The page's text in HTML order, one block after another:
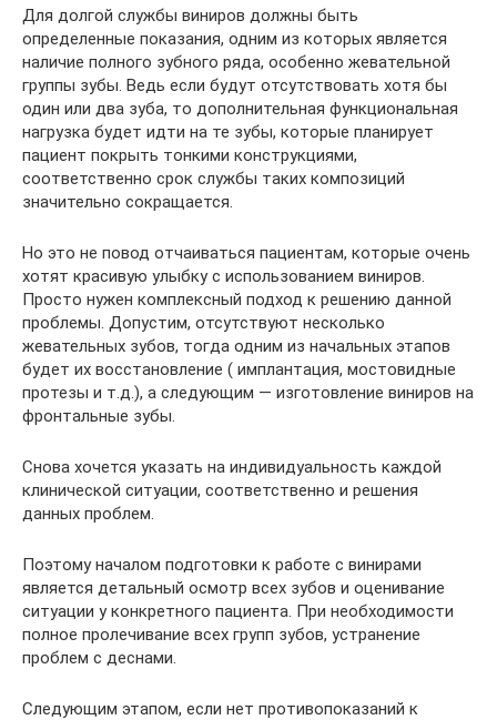
Для долгой службы виниров должны быть
определенные показания, одним из которых является
наличие полного зубного ряда, особенно жевательной
группы зубы. Ведь если будут отсутствовать хотя бы
один или два зуба, то дополнительная функциональная
нагрузка будет идти на те зубы, которые планирует
пациент покрыть тонкими конструкциями,
соответственно срок службы таких композиций
значительно сокращается.
Но это не повод отчаиваться пациентам, которые очень
хотят красивую улыбку с использованием виниров.
Просто нужен комплексный подход к решению данной
проблемы. Допустим, отсутствуют несколько
жевательных зубов, тогда одним из начальных этапов
будет их восстановление ( имплантация, мостовидные
протезы и т.д.), а следующим — изготовление виниров на
фронтальные зубы.
Снова хочется указать на индивидуальность каждой
клинической ситуации, соответственно и решения
данных проблем.
Поэтому началом подготовки к работе с винирами
является детальный осмотр всех зубов и оценивание
ситуации у конкретного пациента. При необходимости
полное пролечивание всех групп зубов, устранение
проблем с деснами.
Следующим этапом, если нет противопоказаний к